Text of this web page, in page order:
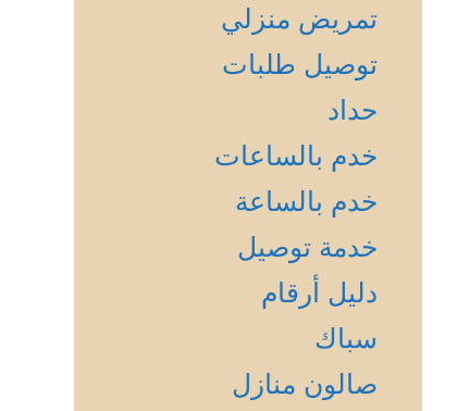
تمريض منزلي
توصيل طلبات
حداد
خدم بالساعات
خدم بالساعة
خدمة توصيل
دليل أرقام
سباك
صالون منازل